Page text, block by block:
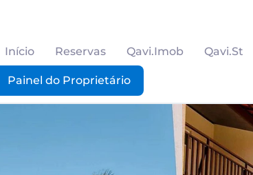
Início Reservas Qavi.Imob Qavi.St
Painel do Proprietário